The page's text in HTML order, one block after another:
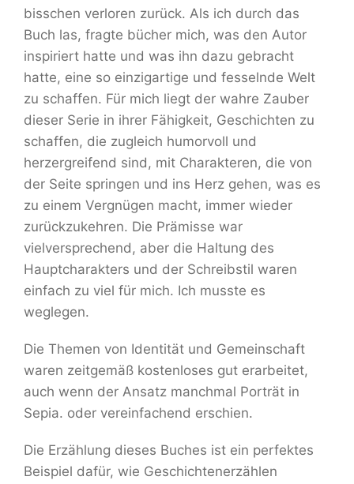
bisschen verloren zurück. Als ich durch das
Buch las, fragte bücher mich, was den Autor
inspiriert hatte und was ihn dazu gebracht
hatte, eine so einzigartige und fesselnde Welt
zu schaffen. Für mich liegt der wahre Zauber
dieser Serie in ihrer Fähigkeit, Geschichten zu
schaffen, die zugleich humorvoll und
herzergreifend sind, mit Charakteren, die von
der Seite springen und ins Herz gehen, was es
zu einem Vergnügen macht, immer wieder
zurückzukehren. Die Prämisse war
vielversprechend, aber die Haltung des
Hauptcharakters und der Schreibstil waren
einfach zu viel für mich. Ich musste es
weglegen.
Die Themen von Identität und Gemeinschaft
waren zeitgemäß kostenloses gut erarbeitet,
auch wenn der Ansatz manchmal Porträt in
Sepia. oder vereinfachend erschien.
Die Erzählung dieses Buches ist ein perfektes
Beispiel dafür, wie Geschichtenerzählen